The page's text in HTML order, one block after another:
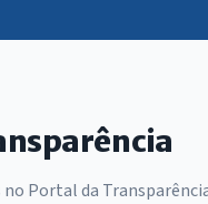
Portal da